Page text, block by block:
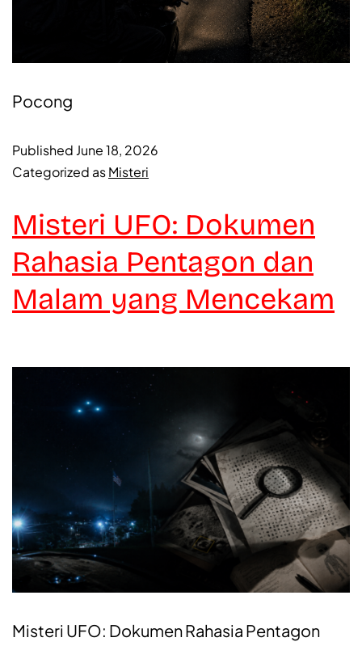
Pocong
Published June 18, 2026
Categorized asMisteri
Misteri UFO: Dokumen
Rahasia Pentagon dan
Malam yang Mencekam
Misteri UFO: Dokumen Rahasia Pentagon